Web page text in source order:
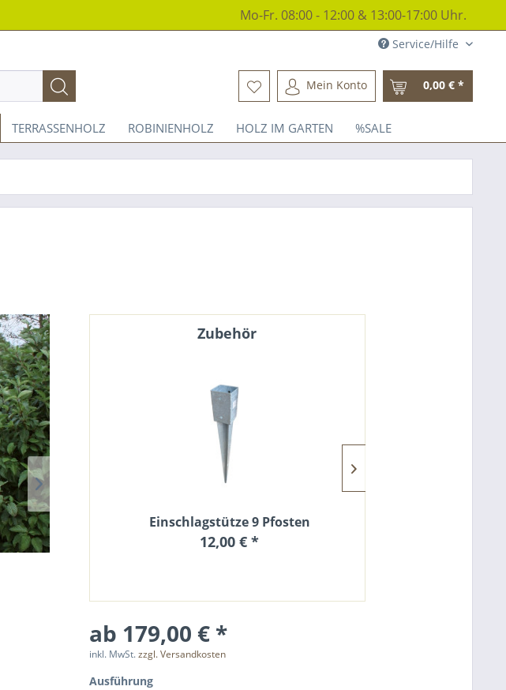
Mo-Fr. 08:00 - 12:00 & 13:00-17:00 Uhr.
Service/Hilfe
Mein Konto 0,00 € *
TERRASSENHOLZ ROBINIENHOLZ HOLZ IM GARTEN %SALE
Zubehör
Einschlagstütze 9 Pfosten
12,00 € *
ab 179,00 € *
inkl. MwSt.zzgl. Versandkosten
Ausführung